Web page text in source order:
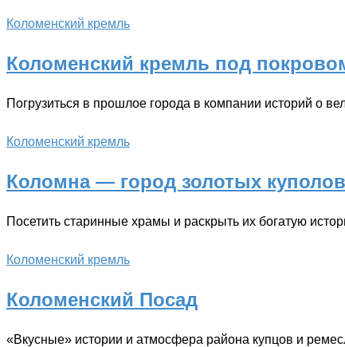
Коломенский кремль
Коломенский кремль под
Погрузиться в прошлое города в компании историй о
Коломенский кремль
Коломна — город золотых
Посетить старинные храмы и раскрыть их богатую
Коломенский кремль
Коломенский Посад
«Вкусные» истории и атмосфера района купцов и